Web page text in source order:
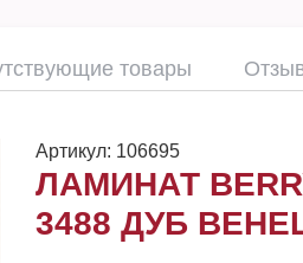
товары
Артикул: 106695
ЛАМИНАТ
3488 ДУБ